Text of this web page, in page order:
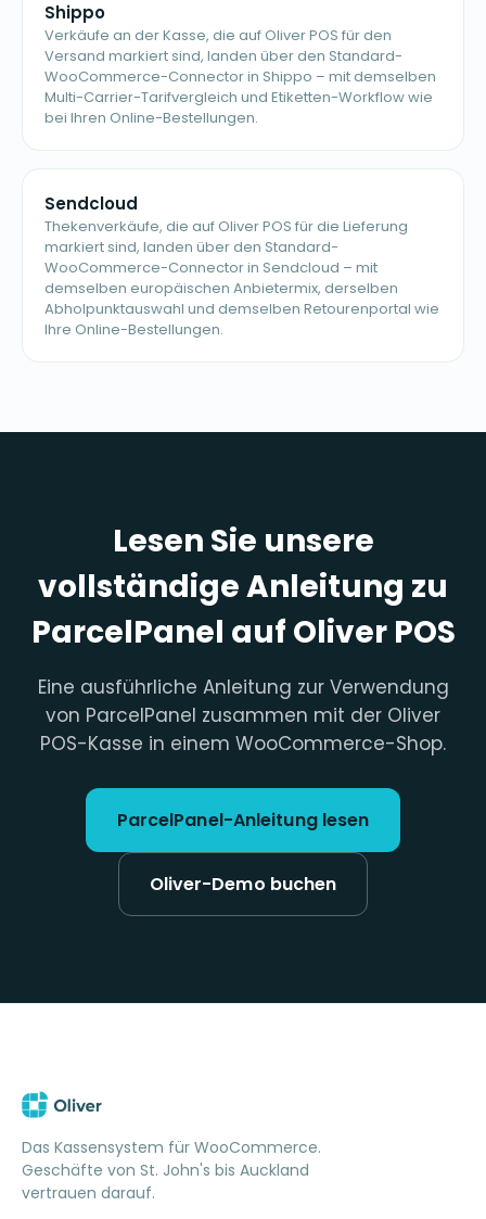
Shippo
Verkäufe an der Kasse, die auf Oliver POS für den
Versand markiert sind, landen über den Standard-
WooCommerce-Connector in Shippo – mit demselben
Multi-Carrier-Tarifvergleich und Etiketten-Workflow wie
bei Ihren Online-Bestellungen.
Sendcloud
Thekenverkäufe, die auf Oliver POS für die Lieferung
markiert sind, landen über den Standard-
WooCommerce-Connector in Sendcloud – mit
demselben europäischen Anbietermix, derselben
Abholpunktauswahl und demselben Retourenportal wie
Ihre Online-Bestellungen.
Lesen Sie unsere
vollständige Anleitung zu
ParcelPanel auf Oliver POS
Eine ausführliche Anleitung zur Verwendung
von ParcelPanel zusammen mit der Oliver
POS-Kasse in einem WooCommerce-Shop.
ParcelPanel-Anleitung lesen
Oliver-Demo buchen
Das Kassensystem für WooCommerce.
Geschäfte von St. John's bis Auckland
vertrauen darauf.